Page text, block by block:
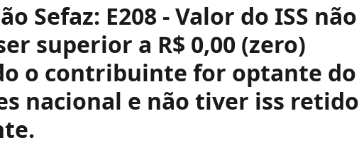
Sefaz: E208 - Valor do ISS não
superior a R$ 0,00 (zero)
o contribuinte for optante do
nacional e não tiver iss retido